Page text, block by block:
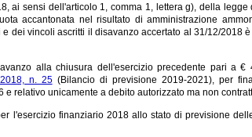
ai sensi dell'articolo 1, comma 1, lettera g), della
accantonata nel risultato di amministrazione
dei vincoli ascritti il disavanzo accertato al 31/12/2018
alla chiusura dell'esercizio precedente pari a €
n. 25(Bilancio di previsione 2019-2021), per
relativo unicamente a debito autorizzato ma non
l'esercizio finanziario 2018 allo stato di previsione